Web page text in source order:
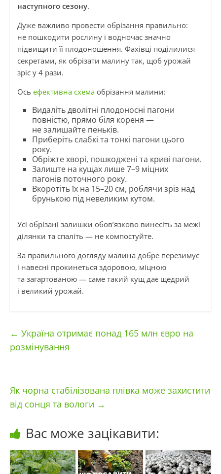
наступного сезону.
Дуже важливо провести обрізання правильно:
не пошкодити рослину і водночас значно
підвищити її плодоношення. Фахівці поділилися
секретами, як обрізати малину так, щоб урожай
зріс у 4 рази.
Ось ефективна схемаобрізання малини:
Видаліть дволітні плодоносні пагони
повністю, прямо біля кореня —
не залишайте пеньків.
Приберіть слабкі та тонкі пагони цього
року.
Обріжте хворі, пошкоджені та криві пагони.
Залиште на кущах лише 7–9 міцних
пагонів поточного року.
Вкоротіть їх на 15–20 см, роблячи зріз над
брунькою під невеликим кутом.
Усі обрізані залишки обов’язково винесіть за межі
ділянки та спаліть — не компостуйте.
За правильного догляду малина добре перезимує
і навесні прокинеться здоровою, міцною
та загартованою — саме такий кущ дає щедрий
і великий урожай.
← Україна отримає понад 165 млн євро на
розмінування
Як чорна стабілізована плівка може захистити
від сонця та вологи →
Вас може зацікавити: